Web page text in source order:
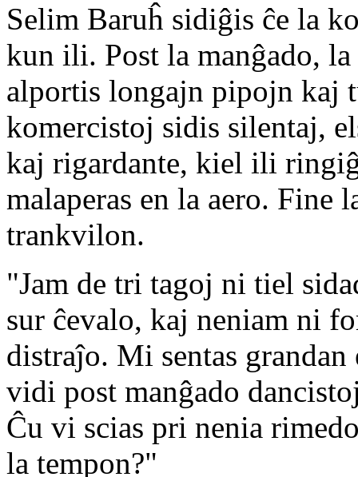
Selim Baruĥ sidiĝis ĉe la
kun ili. Post la manĝado,
alportis longajn pipojn kaj
komercistoj sidis silentaj,
kaj rigardante, kiel ili
malaperas en la aero. Fine
trankvilon.
"Jam de tri tagoj ni tiel
sur ĉevalo, kaj neniam ni
distraĵo. Mi sentas
vidi post manĝado
Ĉu vi scias pri nenia
la tempon?"